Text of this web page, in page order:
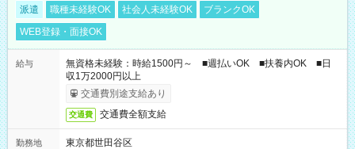
派遣 職種未経験OK 社会人未経験OK
ブランクOK
WEB登録・面接OK
給与
無資格未経験：時給1500円～ ■週払いOK ■扶養内OK ■日
収1万2000円以上
交通費別途支給あり
交通費 交通費全額支給
勤務地
東京都世田谷区